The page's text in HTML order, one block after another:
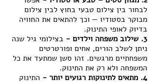
לבחור בין צילום טבעי בחוץ לבין צילום
מבוקר בסטודיו — וכך להתאים את החוויה
בדיוק לאופי התינוק.
3. שילוב משפחה וילדים -
בצילומי גיל שנה
ניתן לשלב הורים, אחים ופורטרטים
משפחתיים מרגשים. זהו סשן שמתעד את כל
המשפחה ולא רק את התינוק.
4. מתאים לתינוקות רגועים יותר -
התינוק